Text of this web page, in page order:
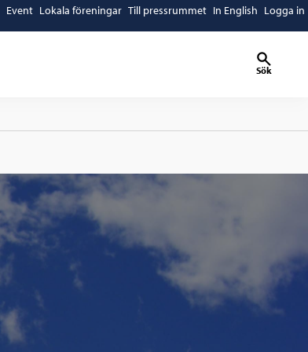
Event Lokala föreningar Till pressrummet In English Logga in
Sök